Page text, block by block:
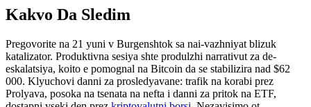
Kakvo Da Sledim
Pregovorite na 21 yuni v Burgenshtok sa nai-vazhniyat blizuk
katalizator. Produktivna sesiya shte produlzhi narrativut za de-
eskalatsiya, koito е pomognal na Bitcoin da se stabilizira nad $62
000. Klyuchovi danni za prosledyavane: trafik na korabi prez
Prolyava, posokа na tsenata na nefta i danni za pritok na ETF,